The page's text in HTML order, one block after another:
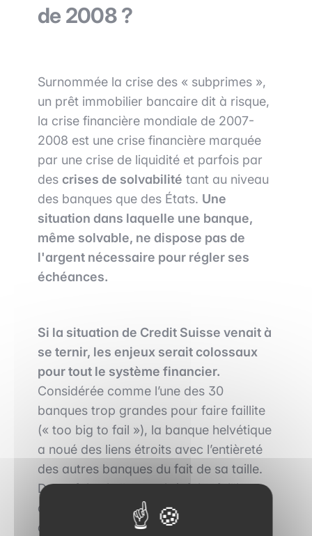
de 2008 ?
Surnommée la crise des « subprimes »,
un prêt immobilier bancaire dit à risque,
la crise financière mondiale de 2007-
2008 est une crise financière marquée
par une crise de liquidité et parfois par
des crises de solvabilité tant au niveau
des banques que des États. Une
situation dans laquelle une banque,
même solvable, ne dispose pas de
l'argent nécessaire pour régler ses
échéances.
Si la situation de Credit Suisse venait à
se ternir, les enjeux serait colossaux
pour tout le système financier.
Considérée comme l’une des 30
banques trop grandes pour faire faillite
(« too big to fail »), la banque helvétique
a noué des liens étroits avec l’entièreté
des autres banques du fait de sa taille.
De ce fait, si elle venait à faire faillite
alors cela se propagerait à l’ensemble
du système financier par effet de